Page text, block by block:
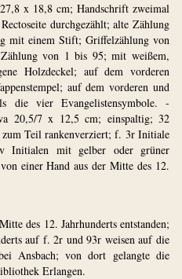
x 18,8 cm; Handschrift zweimal
durchgezählt; alte Zählung
mit einem Stift; Griffelzählung von
von 1 bis 95; mit weißem,
Holzdeckel; auf dem vorderen
auf dem vorderen und
die vier Evangelistensymbole. -
20,5/7 x 12,5 cm; einspaltig; 32
Teil rankenverziert; f. 3r Initiale
Initialen mit gelber oder grüner
einer Hand aus der Mitte des 12.
des 12. Jahrhunderts entstanden;
auf f. 2r und 93r weisen auf die
Ansbach; von dort gelangte die
Erlangen.